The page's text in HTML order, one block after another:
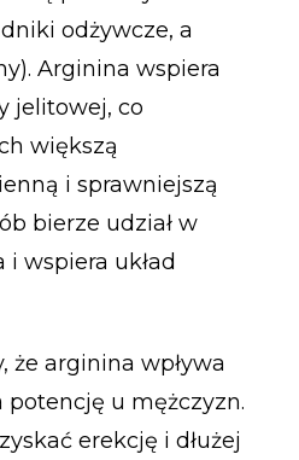
odżywcze, a
Arginina wspiera
jelitowej, co
większą
i sprawniejszą
bierze udział w
wspiera układ
że arginina wpływa
u mężczyzn.
erekcję i dłużej